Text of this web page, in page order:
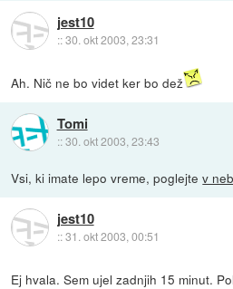
jest10
::30. okt 2003, 23:31
Ah. Nič ne bo videt ker bo dež
Tomi
::30. okt 2003, 23:43
Vsi, ki imate lepo vreme, poglejtev
jest10
::31. okt 2003, 00:51
Ej hvala. Sem ujel zadnjih 15 minut.